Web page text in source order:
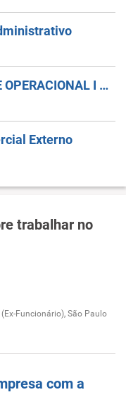
GERENTE UNIDADE OPERACIONAL I - UAN
Externo
trabalhar no
Funcionário), São Paulo
com a